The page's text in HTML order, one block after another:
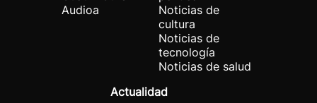
Audioa
Noticias de
cultura
Noticias de
tecnología
Noticias de salud
Actualidad